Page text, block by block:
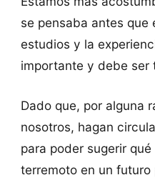
se pensaba antes que
estudios y la
importante y debe ser
Dado que, por alguna
nosotros, hagan
para poder sugerir
terremoto en un futuro